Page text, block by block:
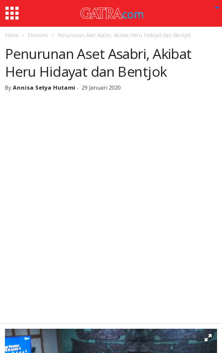
Home Ekonomi Penurunan Aset Asabri, Akibat Heru Hidayat dan Bentjok
Penurunan Aset Asabri, Akibat
Heru Hidayat dan Bentjok
By Annisa Setya Hutami - 29 Januari 2020